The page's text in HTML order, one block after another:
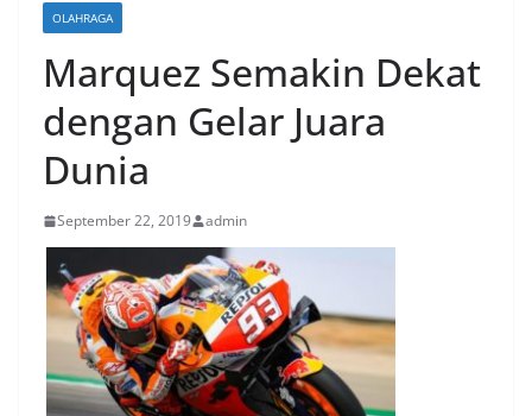
OLAHRAGA
Marquez Semakin Dekat
dengan Gelar Juara
Dunia
September 22, 2019 admin